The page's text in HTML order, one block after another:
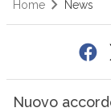
Home News
Nuovo